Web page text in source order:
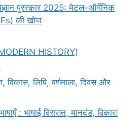
पुरस्कार 2025: मेटल–ऑर्गेनिक
की खोज
HISTORY)
विकास, लिपि, वर्णमाला, दिवस और
: भाषाई विरासत, मानदंड, विकास